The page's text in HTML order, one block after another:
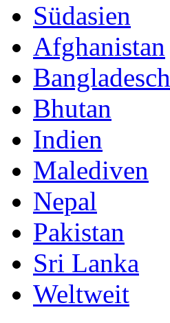
Südasien
Afghanistan
Bangladesch
Bhutan
Indien
Malediven
Nepal
Pakistan
Sri Lanka
Weltweit